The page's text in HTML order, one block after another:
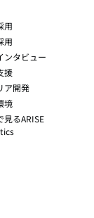
用
用
ンタビュー
援
ア開発
境
見るARISE